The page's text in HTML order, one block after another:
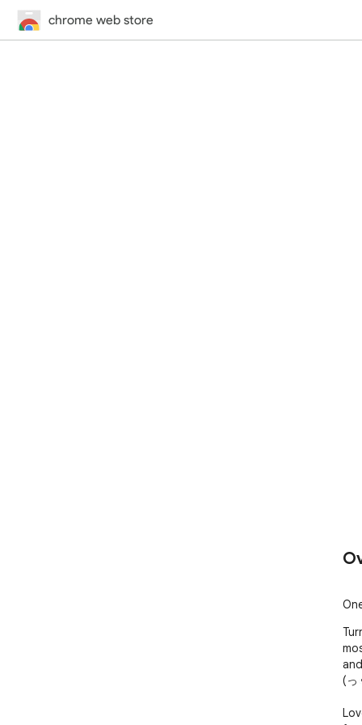
chrome web store
(